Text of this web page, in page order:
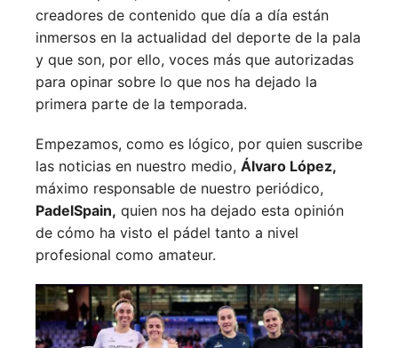
creadores de contenido que día a día están
inmersos en la actualidad del deporte de la pala
y que son, por ello, voces más que autorizadas
para opinar sobre lo que nos ha dejado la
primera parte de la temporada.
Empezamos, como es lógico, por quien suscribe
las noticias en nuestro medio, Álvaro López,
máximo responsable de nuestro periódico,
PadelSpain, quien nos ha dejado esta opinión
de cómo ha visto el pádel tanto a nivel
profesional como amateur.